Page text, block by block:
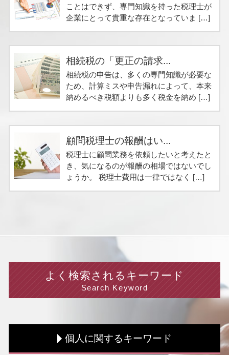
ことはできず、専門知識を持った税理士が
企業にとって貴重な存在となっていま […]
相続税の「更正の請求...
相続税の申告は、多くの専門知識が必要な
ため、計算ミスや申告漏れによって、本来
納めるべき税額よりも多く税金を納め […]
顧問税理士の報酬はい...
税理士に顧問業務を依頼したいと考えたと
き、気になるのが報酬の相場ではないでし
ょうか。 税理士費用は一律ではなく […]
よく検索されるキーワード
Search Keyword
個人に関するキーワード